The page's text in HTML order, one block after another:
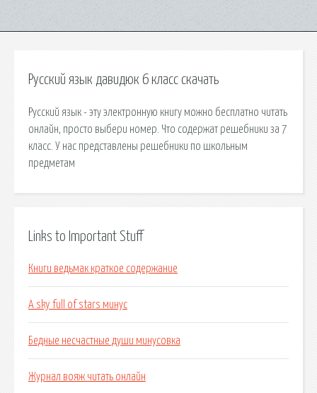
Русский язык давидюк 6 класс скачать
Русский язык - эту электронную книгу можно бесплатно читать
онлайн, просто выбери номер. Что содержат решебники за 7
класс. У нас представлены решебники по школьным
предметам
Links to Important Stuff
Книги ведьмак краткое содержание
A sky full of stars минус
Бедные несчастные души минусовка
Журнал вояж читать онлайн